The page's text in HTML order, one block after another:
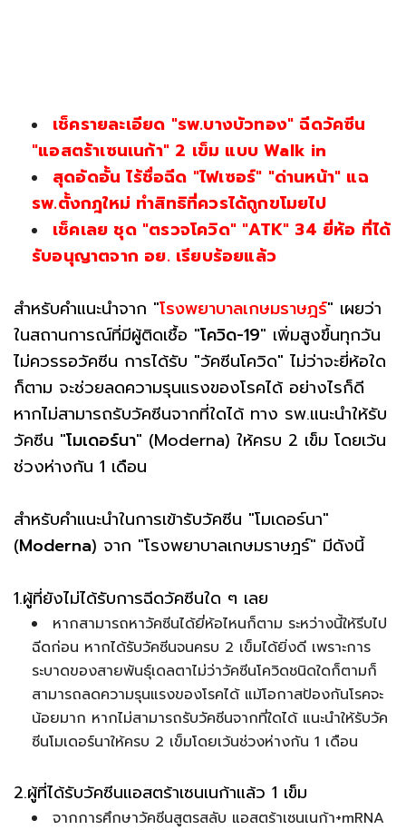
เช็ครายละเอียด "รพ.บางบัวทอง" ฉีดวัคซีน
"แอสตร้าเซนเนก้า" 2 เข็ม แบบ Walk in
สุดอัดอั้น ไร้ชื่อฉีด "ไฟเซอร์" "ด่านหน้า" แฉ
รพ.ตั้งกฎใหม่ ทำสิทธิที่ควรได้ถูกขโมยไป
เช็คเลย ชุด "ตรวจโควิด" "ATK" 34 ยี่ห้อ ที่ได้
รับอนุญาตจาก อย. เรียบร้อยแล้ว
สำหรับคำแนะนำจาก "โรงพยาบาลเกษมราษฎร์" เผยว่า
ในสถานการณ์ที่มีผู้ติดเชื้อ "โควิด-19" เพิ่มสูงขึ้นทุกวัน
ไม่ควรรอวัคซีน การได้รับ "วัคซีนโควิด" ไม่ว่าจะยี่ห้อใด
ก็ตาม จะช่วยลดความรุนแรงของโรคได้ อย่างไรก็ดี
หากไม่สามารถรับวัคซีนจากที่ใดได้ ทาง รพ.แนะนำให้รับ
วัคซีน "โมเดอร์นา" (Moderna) ให้ครบ 2 เข็ม โดยเว้น
ช่วงห่างกัน 1 เดือน
สำหรับคำแนะนำในการเข้ารับวัคซีน "โมเดอร์นา"
(Moderna) จาก "โรงพยาบาลเกษมราษฎร์" มีดังนี้
1.ผู้ที่ยังไม่ได้รับการฉีดวัคซีนใด ๆ เลย
หากสามารถหาวัคซีนได้ยี่ห้อไหนก็ตาม ระหว่างนี้ให้รีบไป
ฉีดก่อน หากได้รับวัคซีนจนครบ 2 เข็มได้ยิ่งดี เพราะการ
ระบาดของสายพันธุ์เดลตาไม่ว่าวัคซีนโควิดชนิดใดก็ตามก็
สามารถลดความรุนแรงของโรคได้ แม้โอกาสป้องกันโรคจะ
น้อยมาก หากไม่สามารถรับวัคซีนจากที่ใดได้ แนะนำให้รับวัค
ซีนโมเดอร์นาให้ครบ 2 เข็มโดยเว้นช่วงห่างกัน 1 เดือน
2.ผู้ที่ได้รับวัคซีนแอสตร้าเซนเนก้าแล้ว 1 เข็ม
จากการศึกษาวัคซีนสูตรสลับ แอสตร้าเซนเนก้า+mRNA